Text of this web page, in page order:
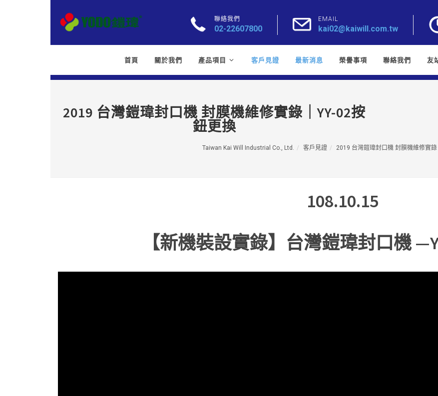
聯絡我們
02-22607800
EMAIL
kai02@kaiwill.com.tw
首頁 關於我們 產品項目 客戶見證 最新消息 榮譽事項 聯絡我們 友
2019 台灣鎧瑋封口機 封膜機維修實錄｜YY-02按
鈕更換
Taiwan Kai Will Industrial Co., Ltd. 客戶見證 2019 台灣鎧瑋封口機 封膜機維修實
108.10.15
【新機裝設實錄】台灣鎧瑋封口機